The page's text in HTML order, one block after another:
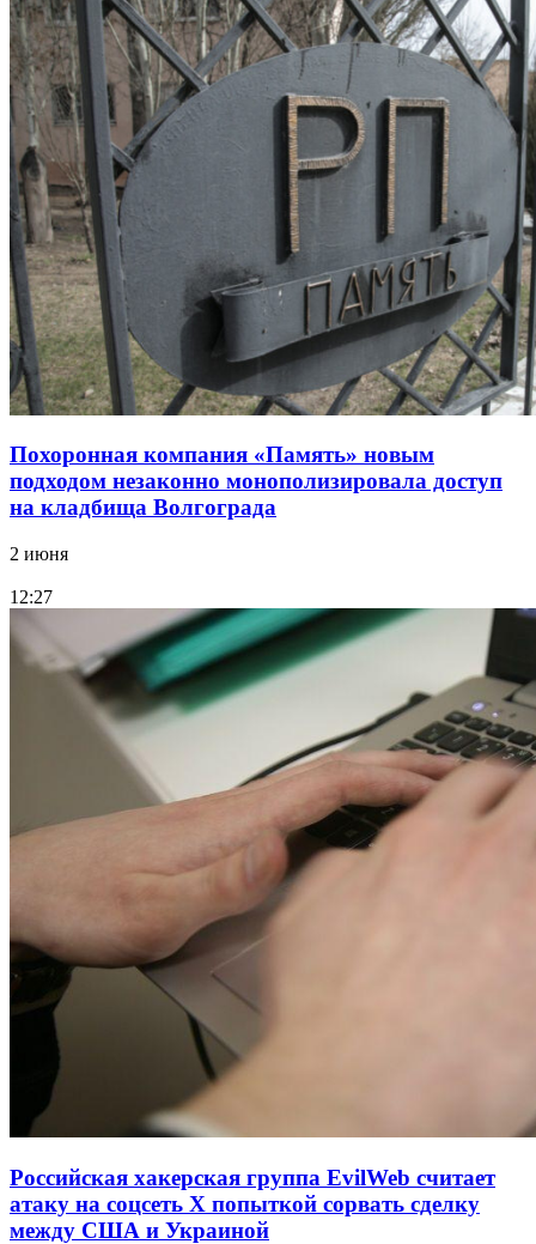
Похоронная компания «Память» новым
подходом незаконно монополизировала доступ
на кладбища Волгограда
2 июня
12:27
Российская хакерская группа EvilWeb считает
атаку на соцсеть Х попыткой сорвать сделку
между США и Украиной